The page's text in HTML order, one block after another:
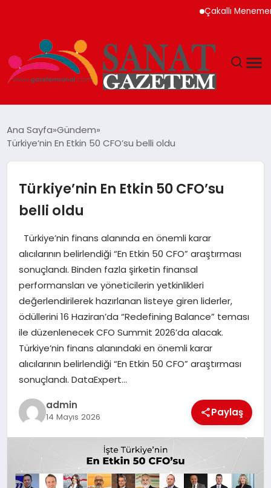
Çakallı Menemeni
TEKNOLOJI
SIYASET
SPOR
YAŞAM
EKONOMI
SAĞLIK
DÜNYA
EĞITIM
Ana Sayfa Gündem
Türkiye’nin En Etkin 50 CFO’su belli oldu
Türkiye’nin En Etkin 50 CFO’su
belli oldu
Türkiye’nin finans alanında en önemli karar
alıcılarının belirlendiği “En Etkin 50 CFO” araştırması
sonuçlandı. Binden fazla şirketin finansal
performansları ve yöneticilerin yetkinlikleri
değerlendirilerek hazırlanan listeye giren liderler,
ödüllerini 16 Haziran’da “Redefining Balance” teması
ile düzenlenecek CFO Summit 2026’da alacak.
Türkiye’nin finans alanındaki en önemli karar
alıcılarının belirlendiği “En Etkin 50 CFO” araştırması
sonuçlandı. DataExpert…
admin
14 Mayıs 2026 Paylaş